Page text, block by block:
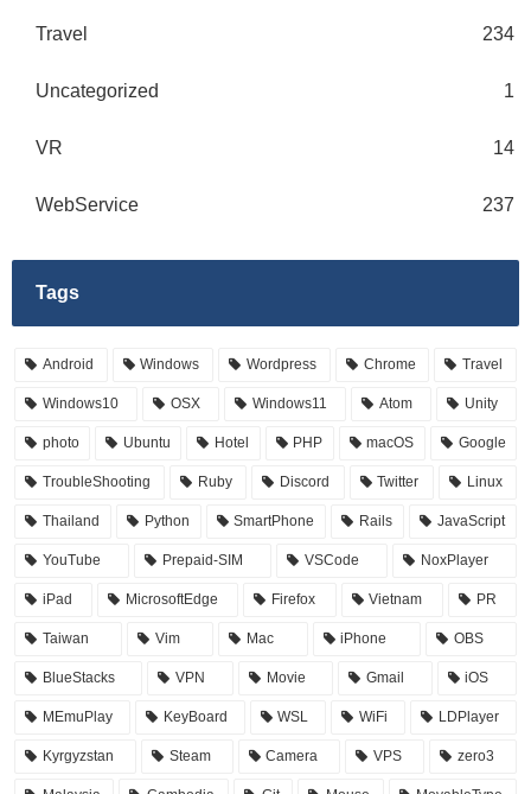
Travel 234
Uncategorized 1
VR 14
WebService 237
Tags
Android Windows Wordpress Chrome Travel
Windows10 OSX Windows11 Atom Unity
photo Ubuntu Hotel PHP macOS Google
TroubleShooting Ruby Discord Twitter Linux
Thailand Python SmartPhone Rails JavaScript
YouTube Prepaid-SIM VSCode NoxPlayer
iPad MicrosoftEdge Firefox Vietnam PR
Taiwan Vim Mac iPhone OBS
BlueStacks VPN Movie Gmail iOS
MEmuPlay KeyBoard WSL WiFi LDPlayer
Kyrgyzstan Steam Camera VPS zero3